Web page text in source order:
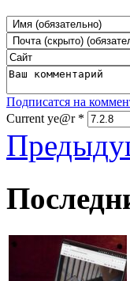
Подписатся на
Current ye@r *